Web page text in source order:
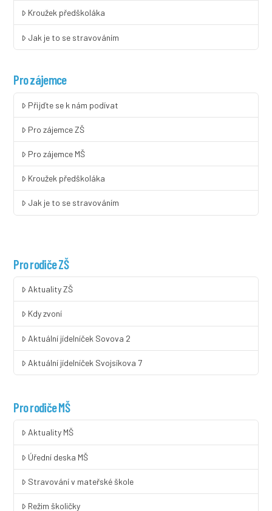
Kroužek předškoláka
Jak je to se stravováním
Pro zájemce
Přijďte se k nám podívat
Pro zájemce ZŠ
Pro zájemce MŠ
Kroužek předškoláka
Jak je to se stravováním
Pro rodiče ZŠ
Aktuality ZŠ
Kdy zvoní
Aktuální jídelníček Sovova 2
Aktuální jídelníček Svojsíkova 7
Pro rodiče MŠ
Aktuality MŠ
Úřední deska MŠ
Stravování v mateřské škole
Režim školičky